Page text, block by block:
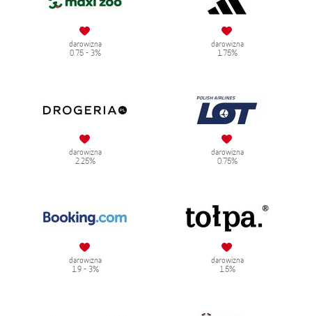
darowizna
0.75 - 3%
darowizna
1.75%
darowizna
2.25%
darowizna
0.75%
darowizna
1.9 - 3%
darowizna
1.5%